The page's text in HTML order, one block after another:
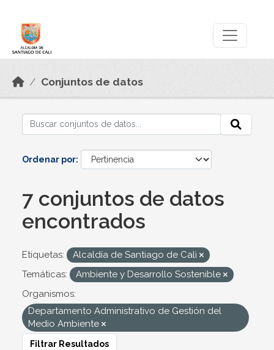
Conjuntos de datos
Ordenar por
7 conjuntos de datos
encontrados
Etiquetas:
Alcaldía de Santiago de Cali
Temáticas:
Ambiente y Desarrollo Sostenible
Organismos:
Departamento Administrativo de Gestión del
Medio Ambiente
Filtrar Resultados